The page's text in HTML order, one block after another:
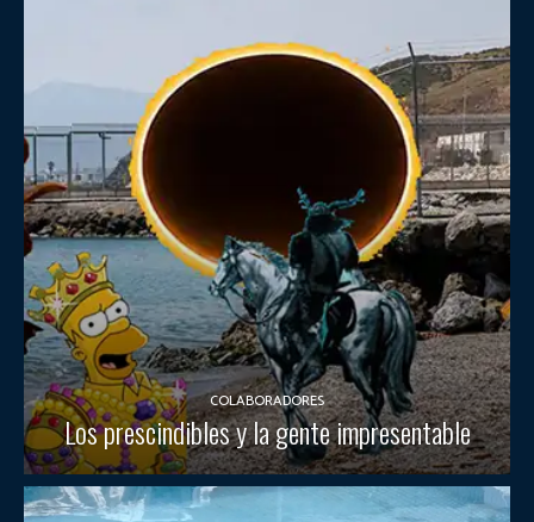
COLABORADORES
Los prescindibles y la gente impresentable